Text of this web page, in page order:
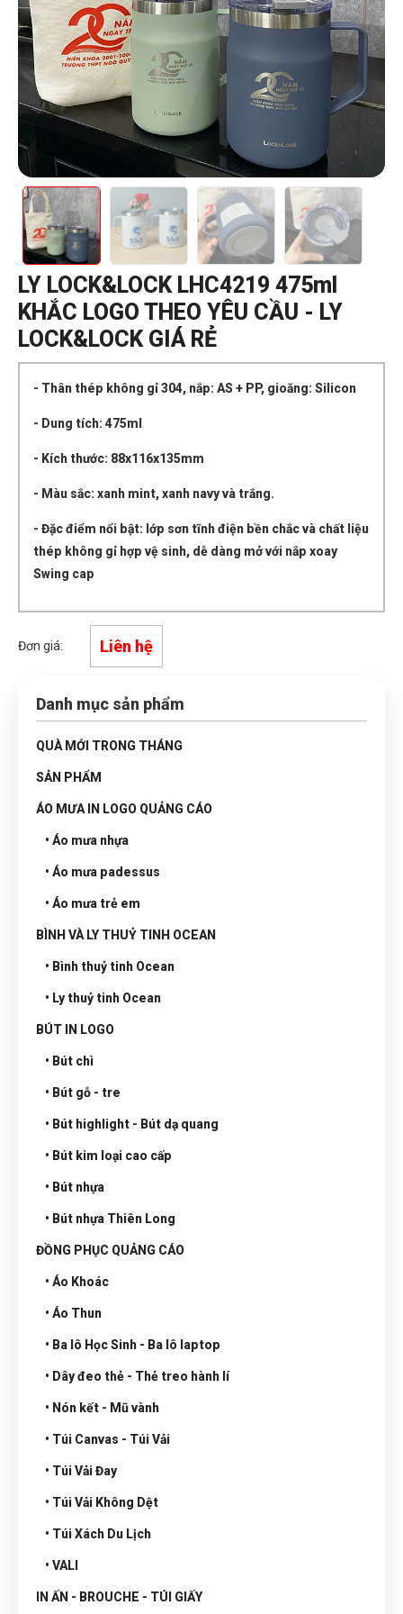
LY LOCK&LOCK LHC4219 475ml
KHẮC LOGO THEO YÊU CẦU - LY
LOCK&LOCK GIÁ RẺ
- Thân thép không gỉ 304, nắp: AS + PP, gioăng: Silicon
- Dung tích: 475ml
- Kích thước: 88x116x135mm
- Màu sắc: xanh mint, xanh navy và trắng.
- Đặc điểm nổi bật: lớp sơn tĩnh điện bền chắc và chất liệu
thép không gỉ hợp vệ sinh, dễ dàng mở với nắp xoay
Swing cap
Đơn giá: Liên hệ
Danh mục sản phẩm
QUÀ MỚI TRONG THÁNG
SẢN PHẨM
ÁO MƯA IN LOGO QUẢNG CÁO
• Áo mưa nhựa
• Áo mưa padessus
• Áo mưa trẻ em
BÌNH VÀ LY THUỶ TINH OCEAN
• Bình thuỷ tinh Ocean
• Ly thuỷ tinh Ocean
BÚT IN LOGO
• Bút chì
• Bút gỗ - tre
• Bút highlight - Bút dạ quang
• Bút kim loại cao cấp
• Bút nhựa
• Bút nhựa Thiên Long
ĐỒNG PHỤC QUẢNG CÁO
• Áo Khoác
• Áo Thun
• Ba lô Học Sinh - Ba lô laptop
• Dây đeo thẻ - Thẻ treo hành lí
• Nón kết - Mũ vành
• Túi Canvas - Túi Vải
• Túi Vải Đay
• Túi Vải Không Dệt
• Túi Xách Du Lịch
• VALI
IN ẤN - BROUCHE - TÚI GIẤY